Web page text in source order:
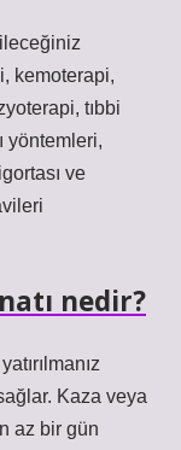
kemoterapi,
tıbbi
yöntemleri,
ve
nedir?
Kaza veya
az bir gün